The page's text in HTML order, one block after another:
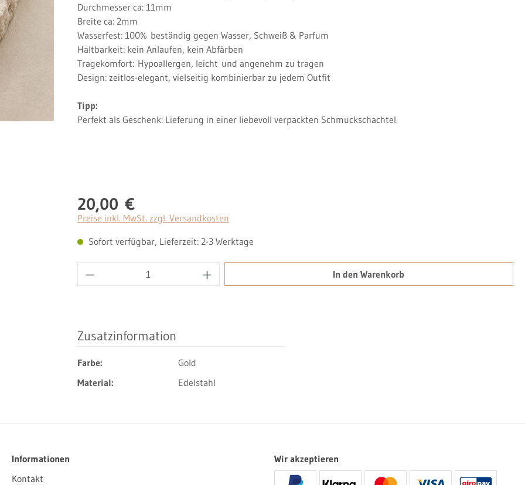
Durchmesser ca: 11mm
Breite ca: 2mm
Wasserfest: 100% beständig gegen Wasser, Schweiß & Parfum
Haltbarkeit: kein Anlaufen, kein Abfärben
Tragekomfort: Hypoallergen, leicht und angenehm zu tragen
Design: zeitlos-elegant, vielseitig kombinierbar zu jedem Outfit
Tipp:
Perfekt als Geschenk: Lieferung in einer liebevoll verpackten Schmuckschachtel.
Regulärer Preis:
20,00 €
Preise inkl. MwSt. zzgl. Versandkosten
Sofort verfügbar, Lieferzeit: 2-3 Werktage
Produkt Anzahl: Gib den gewünschten Wert ein oder benutze die
In den Warenkorb
Zusatzinformation
Farbe:
Gold
Material:
Edelstahl
Informationen
Kontakt
Wir akzeptieren